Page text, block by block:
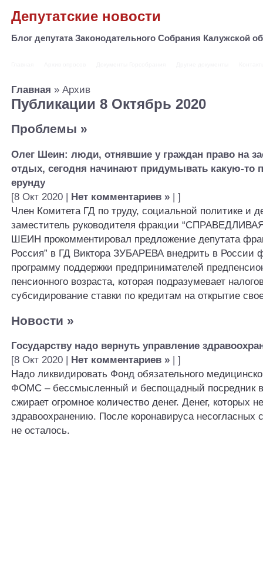
Депутатские новости
Блог депутата Законодательного Собрания Калужской
Главная » Архив
Публикации 8 Октябрь 2020
Проблемы »
Олег Шеин: люди, отнявшие у граждан право на
отдых, сегодня начинают придумывать какую-то
ерунду
[8 Окт 2020 | Нет комментариев » | ]
Член Комитета ГД по труду, социальной политике и
заместитель руководителя фракции
ШЕИН прокомментировал предложение депутата
Россия” в ГД Виктора ЗУБАРЕВА внедрить в России
программу поддержки предпринимателей
пенсионного возраста, которая подразумевает
субсидирование ставки по кредитам на открытие
Новости »
Государству надо вернуть управление
[8 Окт 2020 | Нет комментариев » | ]
Надо ликвидировать Фонд обязательного
ФОМС – бессмысленный и беспощадный посредник
сжирает огромное количество денег. Денег, которых
здравоохранению. После коронавируса несогласных
не осталось.